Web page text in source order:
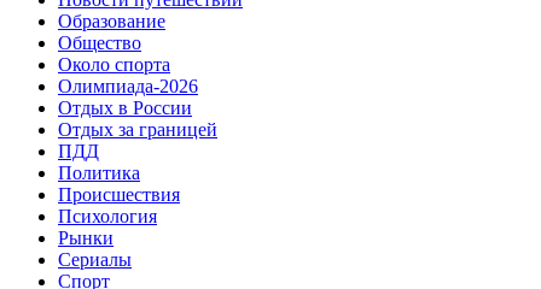
Образование
Общество
Около спорта
Олимпиада-2026
Отдых в России
Отдых за границей
ПДД
Политика
Происшествия
Психология
Рынки
Сериалы
Спорт